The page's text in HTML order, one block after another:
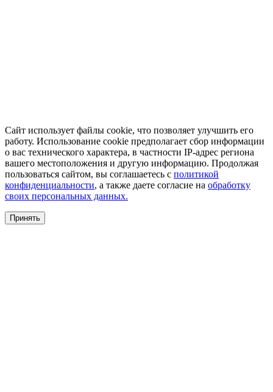
Сайт использует файлы cookie, что позволяет улучшить его
работу. Использование cookie предполагает сбор информации
о вас технического характера, в частности IP-адрес региона
вашего местоположения и другую информацию. Продолжая
пользоваться сайтом, вы соглашаетесь с политикой
конфиденциальности, а также даете согласие на обработку
своих персональных данных.
Принять